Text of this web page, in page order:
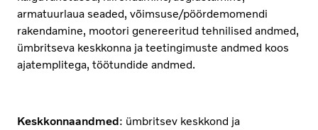
armatuurlaua seaded, võimsuse/pöördemomendi
rakendamine, mootori genereeritud tehnilised andmed,
ümbritseva keskkonna ja teetingimuste andmed koos
ajatemplitega, töötundide andmed.
Keskkonnaandmed: ümbritsev keskkond ja